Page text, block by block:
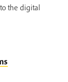
the digital